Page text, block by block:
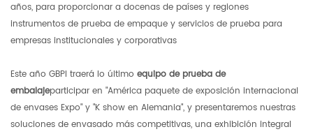
años, para proporcionar a docenas de países y regiones
instrumentos de prueba de empaque y servicios de prueba para
empresas institucionales y corporativas
Este año GBPI traerá lo último equipo de prueba de
embalajeparticipar en "América paquete de exposición internacional
de envases Expo" y "K show en Alemania", y presentaremos nuestras
soluciones de envasado más competitivas, una exhibición integral